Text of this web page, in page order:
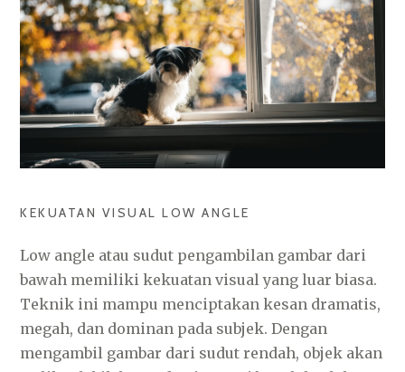
KEKUATAN VISUAL LOW ANGLE
Low angle atau sudut pengambilan gambar dari
bawah memiliki kekuatan visual yang luar biasa.
Teknik ini mampu menciptakan kesan dramatis,
megah, dan dominan pada subjek. Dengan
mengambil gambar dari sudut rendah, objek akan